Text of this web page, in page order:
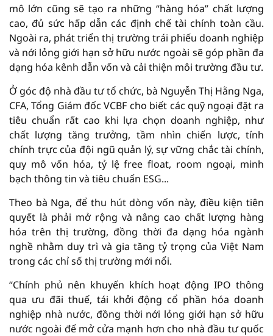
mô lớn cũng sẽ tạo ra những “hàng hóa” chất lượng
cao, đủ sức hấp dẫn các định chế tài chính toàn cầu.
Ngoài ra, phát triển thị trường trái phiếu doanh nghiệp
và nới lỏng giới hạn sở hữu nước ngoài sẽ góp phần đa
dạng hóa kênh dẫn vốn và cải thiện môi trường đầu tư.
Ở góc độ nhà đầu tư tổ chức, bà Nguyễn Thị Hằng Nga,
CFA, Tổng Giám đốc VCBF cho biết các quỹ ngoại đặt ra
tiêu chuẩn rất cao khi lựa chọn doanh nghiệp, như
chất lượng tăng trưởng, tầm nhìn chiến lược, tính
chính trực của đội ngũ quản lý, sự vững chắc tài chính,
quy mô vốn hóa, tỷ lệ free float, room ngoại, minh
bạch thông tin và tiêu chuẩn ESG...
Theo bà Nga, để thu hút dòng vốn này, điều kiện tiên
quyết là phải mở rộng và nâng cao chất lượng hàng
hóa trên thị trường, đồng thời đa dạng hóa ngành
nghề nhằm duy trì và gia tăng tỷ trọng của Việt Nam
trong các chỉ số thị trường mới nổi.
“Chính phủ nên khuyến khích hoạt động IPO thông
qua ưu đãi thuế, tái khởi động cổ phần hóa doanh
nghiệp nhà nước, đồng thời nới lỏng giới hạn sở hữu
nước ngoài để mở cửa mạnh hơn cho nhà đầu tư quốc